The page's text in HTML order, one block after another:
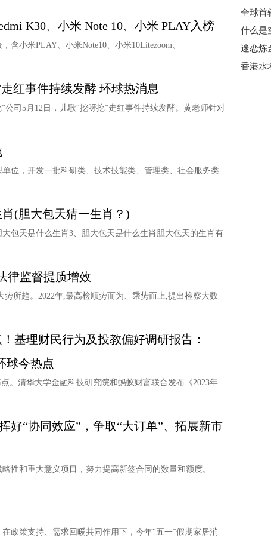
K30、小米 Note 10、小米 PLAY入榜
含小米PLAY、小米Note10、小米10Litezoom、
红事件持续发酵 环球热消息
公司5月12日，儿歌“挖呀挖”走红事件持续发酵。黄老师针对
位，开发一批科研类、技术技能类、管理类、社会服务类
(胆大包天猜一生肖？)
包天是什么生肖3、胆大包天是什么生肖胆大包天的生肖有
律监督提质增效
所趋。2022年,最高检顺势而为、乘势而上,提出检察大数
基理财民行为及投教偏好调研报告：
球今热点
。清华大学金融科技研究院和蚂蚁财富联合发布《2023年
好“协同效应”，争取“大订单”、拓展新市
性和重大意义项目，努力提高新签合同的数量和额度。
政策支持、需求回暖共同作用下，今年“五一”假期家居消
全球首
香港水